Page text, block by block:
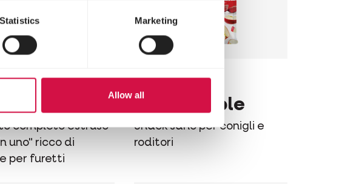
Statistics Marketing
Allow all
completo estruso
uno" ricco di
per furetti
Crock Apple
Snack sano per conigli e
roditori